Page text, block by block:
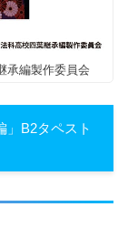
承編製作委員会
」B2タペスト